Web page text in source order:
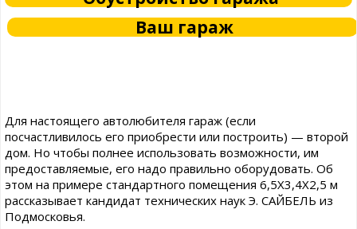
Ваш гараж
Для настоящего автолюбителя гараж (если
посчастливилось его приобрести или построить) — второй
дом. Но чтобы полнее использовать возможности, им
предоставляемые, его надо правильно оборудовать. Об
этом на примере стандартного помещения 6,5X3,4X2,5 м
рассказывает кандидат технических наук Э. САЙБЕЛЬ из
Подмосковья.